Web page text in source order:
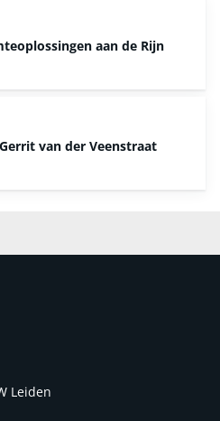
aan de Rijn
van der Veenstraat
Leiden